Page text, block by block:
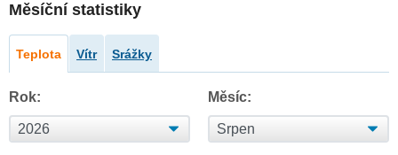
Měsíční statistiky
Teplota Vítr Srážky
Rok: Měsíc: